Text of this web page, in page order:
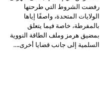
رفضت الشروط التي طرحتها
الولايات المتحدة، واصفًا إياها
بالمفرطة، خاصة فيما يتعلق
بمضيق هرمز وملف الطاقة النووية
السلمية إلى جانب قضايا أخرى.…